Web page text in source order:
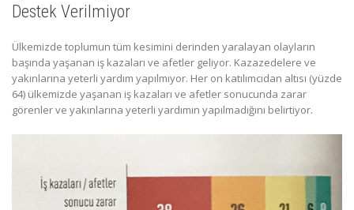
Destek Verilmiyor
Ülkemizde toplumun tüm kesimini derinden yaralayan olayların
başında yaşanan iş kazaları ve afetler geliyor. Kazazedelere ve
yakınlarına yeterli yardım yapılmıyor. Her on katılımcıdan altısı (yüzde
64) ülkemizde yaşanan iş kazaları ve afetler sonucunda zarar
görenler ve yakınlarına yeterli yardımın yapılmadığını belirtiyor.